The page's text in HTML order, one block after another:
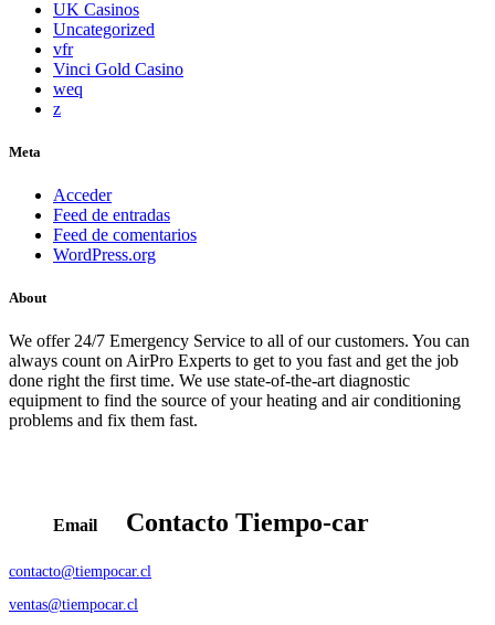
UK Casinos
Uncategorized
vfr
Vinci Gold Casino
weq
z
Meta
Acceder
Feed de entradas
Feed de comentarios
WordPress.org
About
We offer 24/7 Emergency Service to all of our customers. You can
always count on AirPro Experts to get to you fast and get the job
done right the first time. We use state-of-the-art diagnostic
equipment to find the source of your heating and air conditioning
problems and fix them fast.
Contacto Tiempo-car
Email
contacto@tiempocar.cl
ventas@tiempocar.cl